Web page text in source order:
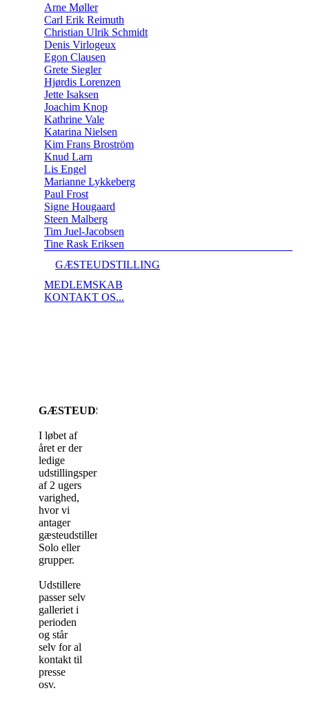
Arne Møller
Carl Erik Reimuth
Christian Ulrik Schmidt
Denis Virlogeux
Egon Clausen
Grete Siegler
Hjørdis Lorenzen
Jette Isaksen
Joachim Knop
Kathrine Vale
Katarina Nielsen
Kim Frans Broström
Knud Larn
Lis Engel
Marianne Lykkeberg
Paul Frost
Signe Hougaard
Steen Malberg
Tim Juel-Jacobsen
Tine Rask Eriksen
GÆSTEUDSTILLING
MEDLEMSKAB
KONTAKT OS...
GÆSTEUDSTILLING
I løbet af
året er der
ledige
udstillingsperioder
af 2 ugers
varighed,
hvor vi
antager
gæsteudstillere.
Solo eller
grupper.
Udstillere
passer selv
galleriet i
perioden
og står
selv for al
kontakt til
presse
osv.